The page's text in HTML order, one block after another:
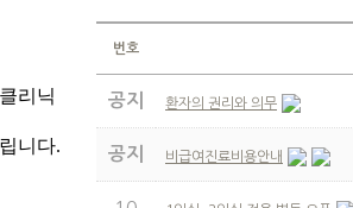
리닉
니다.
번호
공지 환자의 권리와 의무
공지 비급여진료비용안내